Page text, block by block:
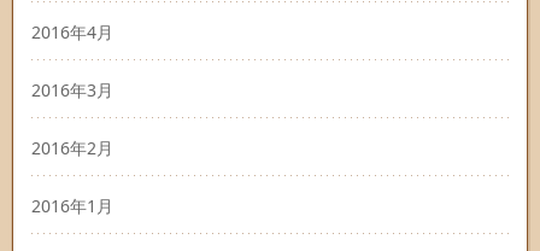
2016年4月
2016年3月
2016年2月
2016年1月